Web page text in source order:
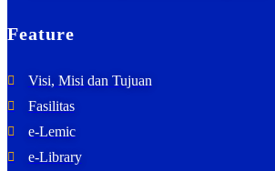
Feature
Visi, Misi dan Tujuan
Fasilitas
e-Lemic
e-Library